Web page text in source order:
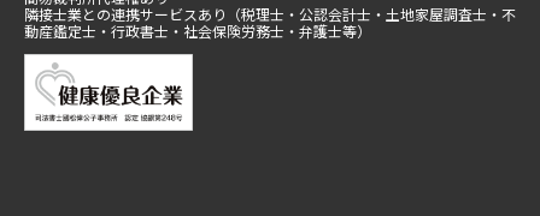
隣接士業との連携サービスあり（税理士・公認会計士・土地家屋調査士・不
動産鑑定士・行政書士・社会保険労務士・弁護士等）